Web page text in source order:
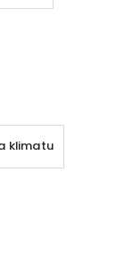
klimatu